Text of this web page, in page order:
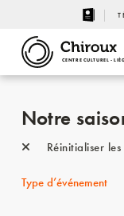
CENTRE CULTUREL -
Notre
Réinitialiser
Type d’événement